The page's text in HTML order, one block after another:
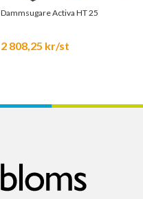
Dammsugare Activa HT 25
2 808,25 kr/st